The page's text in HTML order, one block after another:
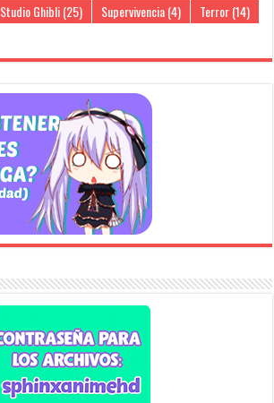
Studio Ghibli(25) Supervivencia(4) Terror(14)